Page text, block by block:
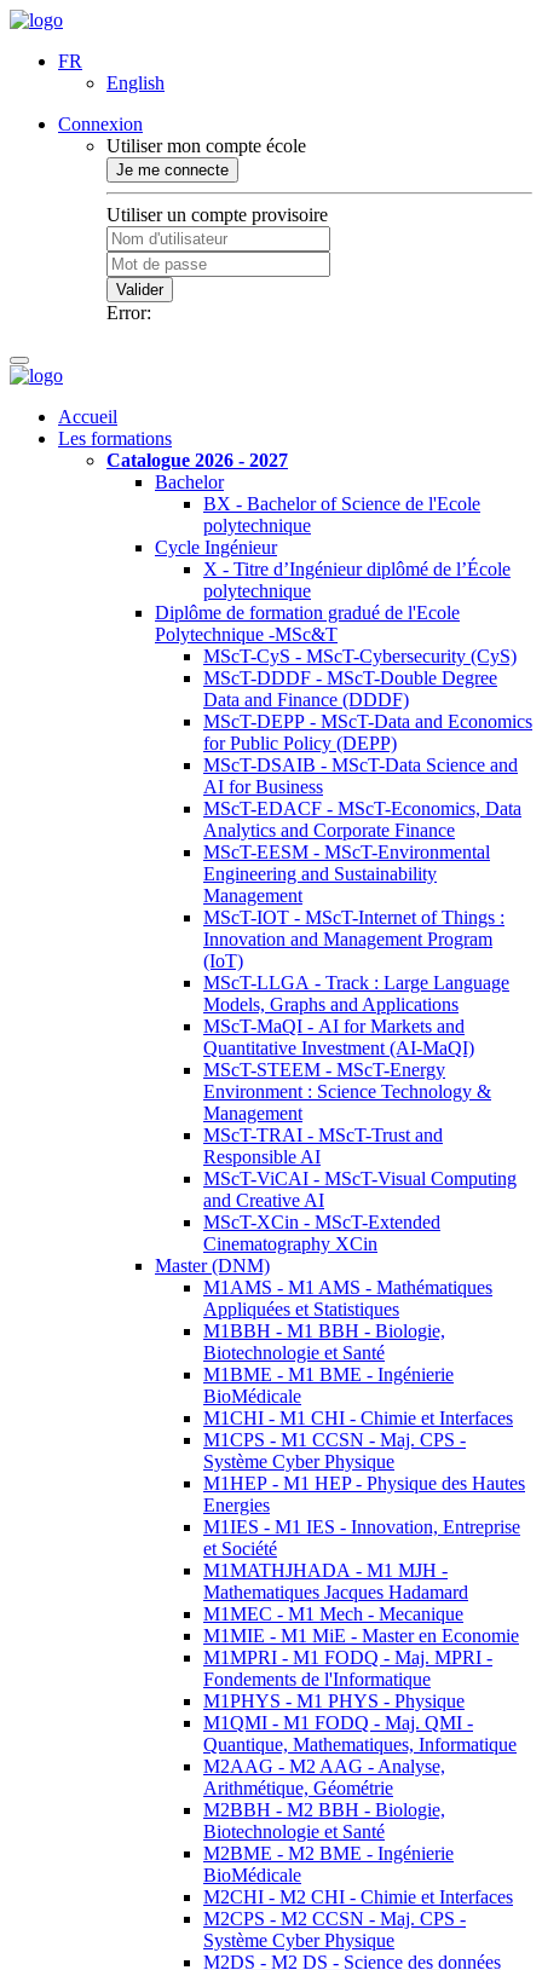
FR
English
Connexion
Utiliser mon compte école
Je me connecte
Utiliser un compte provisoire
Valider
Error:
Accueil
Les formations
Catalogue 2026 - 2027
Bachelor
BX - Bachelor of Science de l'Ecole
polytechnique
Cycle Ingénieur
X - Titre d’Ingénieur diplômé de l’École
polytechnique
Diplôme de formation gradué de l'Ecole
Polytechnique -MSc&T
MScT-CyS - MScT-Cybersecurity (CyS)
MScT-DDDF - MScT-Double Degree
Data and Finance (DDDF)
MScT-DEPP - MScT-Data and Economics
for Public Policy (DEPP)
MScT-DSAIB - MScT-Data Science and
AI for Business
MScT-EDACF - MScT-Economics, Data
Analytics and Corporate Finance
MScT-EESM - MScT-Environmental
Engineering and Sustainability
Management
MScT-IOT - MScT-Internet of Things :
Innovation and Management Program
(IoT)
MScT-LLGA - Track : Large Language
Models, Graphs and Applications
MScT-MaQI - AI for Markets and
Quantitative Investment (AI-MaQI)
MScT-STEEM - MScT-Energy
Environment : Science Technology &
Management
MScT-TRAI - MScT-Trust and
Responsible AI
MScT-ViCAI - MScT-Visual Computing
and Creative AI
MScT-XCin - MScT-Extended
Cinematography XCin
Master (DNM)
M1AMS - M1 AMS - Mathématiques
Appliquées et Statistiques
M1BBH - M1 BBH - Biologie,
Biotechnologie et Santé
M1BME - M1 BME - Ingénierie
BioMédicale
M1CHI - M1 CHI - Chimie et Interfaces
M1CPS - M1 CCSN - Maj. CPS -
Système Cyber Physique
M1HEP - M1 HEP - Physique des Hautes
Energies
M1IES - M1 IES - Innovation, Entreprise
et Société
M1MATHJHADA - M1 MJH -
Mathematiques Jacques Hadamard
M1MEC - M1 Mech - Mecanique
M1MIE - M1 MiE - Master en Economie
M1MPRI - M1 FODQ - Maj. MPRI -
Fondements de l'Informatique
M1PHYS - M1 PHYS - Physique
M1QMI - M1 FODQ - Maj. QMI -
Quantique, Mathematiques, Informatique
M2AAG - M2 AAG - Analyse,
Arithmétique, Géométrie
M2BBH - M2 BBH - Biologie,
Biotechnologie et Santé
M2BME - M2 BME - Ingénierie
BioMédicale
M2CHI - M2 CHI - Chimie et Interfaces
M2CPS - M2 CCSN - Maj. CPS -
Système Cyber Physique
M2DS - M2 DS - Science des données